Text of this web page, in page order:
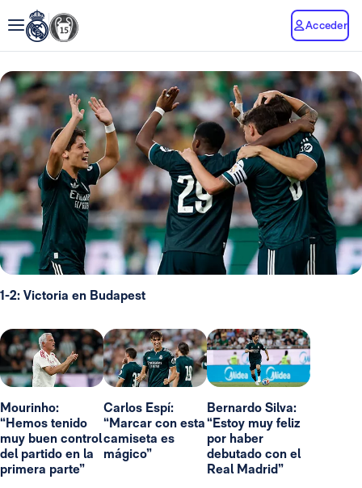
Acceder
1-2: Victoria en Budapest
Mourinho:
“Hemos tenido
muy buen control
del partido en la
primera parte”
Carlos Espí:
“Marcar con esta
camiseta es
mágico”
Bernardo Silva:
“Estoy muy feliz
por haber
debutado con el
Real Madrid”